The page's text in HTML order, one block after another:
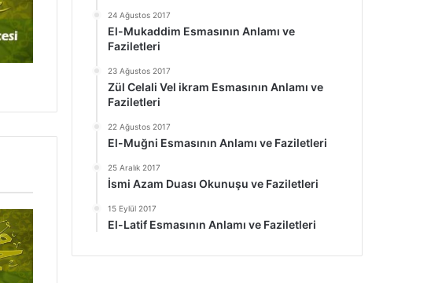
24 Ağustos 2017
El-Mukaddim Esmasının Anlamı ve
Faziletleri
23 Ağustos 2017
Zül Celali Vel ikram Esmasının Anlamı ve
Faziletleri
22 Ağustos 2017
El-Muğni Esmasının Anlamı ve Faziletleri
25 Aralık 2017
İsmi Azam Duası Okunuşu ve Faziletleri
15 Eylül 2017
El-Latif Esmasının Anlamı ve Faziletleri